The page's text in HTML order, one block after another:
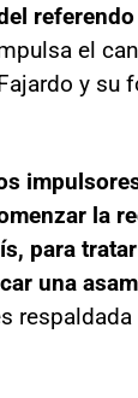
el
y su
la
para
una